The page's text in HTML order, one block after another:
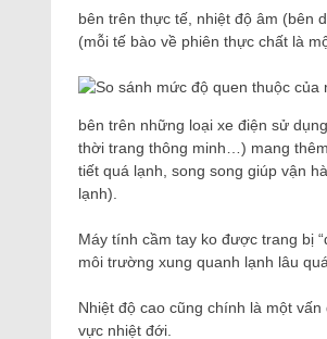
bên trên thực tế, nhiệt độ âm (bên
(mỗi tế bào về phiên thực chất là
bên trên những loại xe điện sử
thời trang thông minh…) mang
tiết quá lạnh, song song giúp vận
lạnh).
Máy tính cầm tay ko được trang bị
môi trường xung quanh lạnh lâu
Nhiệt độ cao cũng chính là một
vực nhiệt đới.